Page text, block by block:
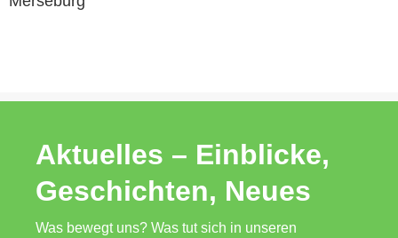
Aktuelles – Einblicke,
Geschichten, Neues
Was bewegt uns? Was tut sich in unseren